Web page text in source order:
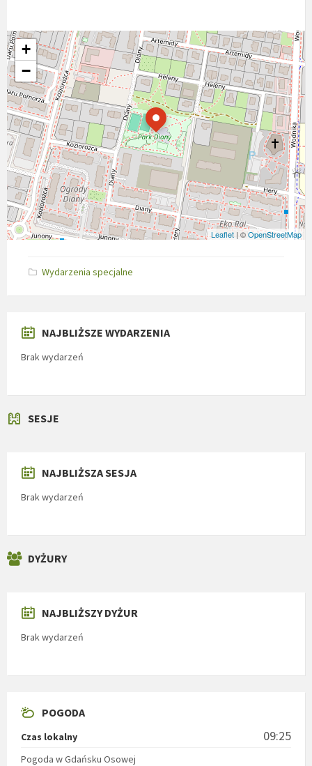
+
−
Leaflet | ©OpenStreetMap
Wydarzenia specjalne
NAJBLIŻSZE WYDARZENIA
Brak wydarzeń
SESJE
NAJBLIŻSZA SESJA
Brak wydarzeń
DYŻURY
NAJBLIŻSZY DYŻUR
Brak wydarzeń
POGODA
Czas lokalny 09:25
Pogoda w Gdańsku Osowej